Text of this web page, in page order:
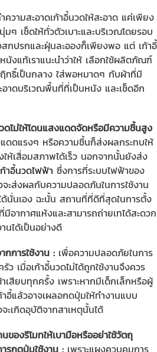
ความสะอาดเก้าอี้นวดให้สะอาด แค่เพียง
ๆ เช็ดให้ทั่วตัวเบาะและบริเวณโดยรอบ
กปรกและฝุ่นละอองก็เพียงพอ แต่ เก้าอี้
นังแท้เราแนะนำว่าให้ เลือกใช้ผลิตภัณฑ์
ทธิ์เป็นกลาง ใส่พอหมาดๆ กับผ้าที่มี
อาดบริเวณพื้นที่ที่เป็นหนัง และเช็ดอีก
ดไม่ให้โดนแสงแดดจัดหรือมีความชื้นสูง
แดดแรงๆ หรือความชื้นก็ส่งผลกระทบให้
เสื่อมสภาพได้เร็ว นอกจากนั้นยังส่ง
ก้าอี้นวดไฟฟ้า ซึ่งการที่ระบบไฟฟ้าของ
ะส่งผลกับความปลอดภันในการใช้งาน
นั่นเอง ฉะนั้น สถานที่ที่ดีที่สุดในการตั้ง
อากาศแห้งและสามารถถ่ายเทได้สะดวก
นได้เป็นอย่างดี
การใช้งาน : เพื่อความปลอดภัยในการ
ว เมื่อเก้าอี้นวดไม่ได้ถูกใช้งานจึงควร
เสียบทุกครั้ง เพราะหากมีเด็กเล็กหรือผู้
อี้แล้วอาจเผลอกดปุ่มให้ทำงานแบบ
ะเกิดอุบัติจากสาเหตุนั้นได้
องรีโมทให้เบามือหรืออย่าใช้วัตถุ